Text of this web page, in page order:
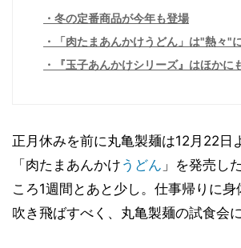
冬の定番商品が今年も登場
「肉たまあんかけうどん」は"熱々"
『玉子あんかけシリーズ』はほかに
正月休みを前に丸亀製麺は12月22日
「肉たまあんかけ うどん 」を発売し
ころ1週間とあと少し。仕事帰りに
吹き飛ばすべく、丸亀製麺の試食会